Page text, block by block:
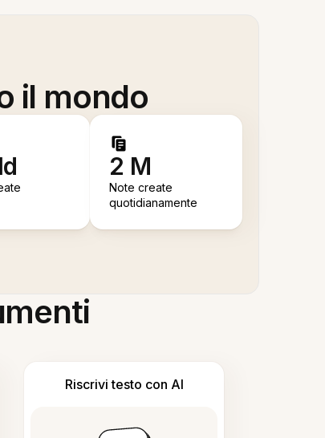
il mondo
2 M
Note create
quotidianamente
Riscrivi testo con AI